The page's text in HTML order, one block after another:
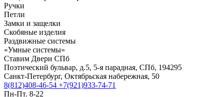
Ручки
Петли
Замки и защелки
Скобяные изделия
Раздвижные системы
«Умные системы»
Ставим Двери СПб
Поэтический бульвар, д.5, 5-я парадная, СПб, 194295
Санкт-Петербург, Октябрьская набережная, 50
8(812)408-46-54 +7(921)933-74-71
Пн-Пт. 8-22